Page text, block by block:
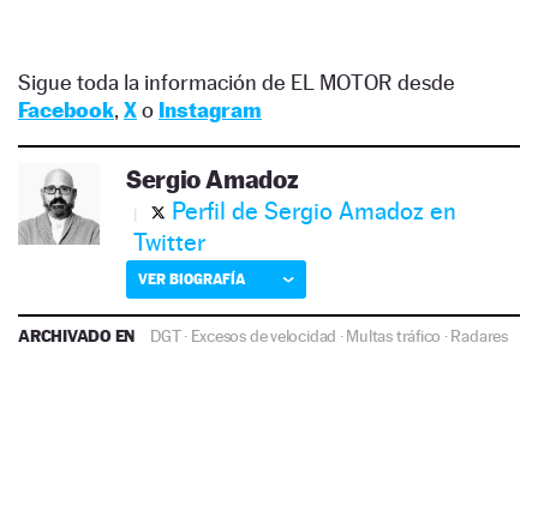
Sigue toda la información de EL MOTOR desde
Facebook, Xo Instagram
Sergio Amadoz
Perfil de Sergio Amadoz en
Twitter
VER BIOGRAFÍA
ARCHIVADO EN DGT· Excesos de velocidad ·Multas tráfico ·Radares